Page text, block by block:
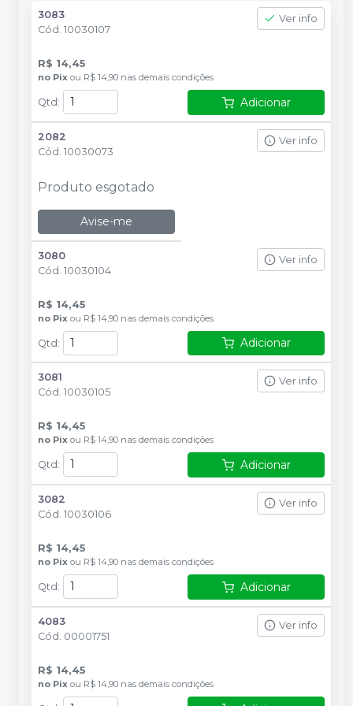
3083
Cód. 10030107
Ver info
R$ 14,45
no Pix ou R$ 14,90 nas demais condições
Qtd : Adicionar
2082
Cód. 10030073
Ver info
Produto esgotado
Avise-me
3080
Cód. 10030104
Ver info
R$ 14,45
no Pix ou R$ 14,90 nas demais condições
Qtd: Adicionar
3081
Cód. 10030105
Ver info
R$ 14,45
no Pix ou R$ 14,90 nas demais condições
Qtd : Adicionar
3082
Cód. 10030106
Ver info
R$ 14,45
no Pix ou R$ 14,90 nas demais condições
Qtd : Adicionar
4083
Cód. 00001751
Ver info
R$ 14,45
no Pix ou R$ 14,90 nas demais condições